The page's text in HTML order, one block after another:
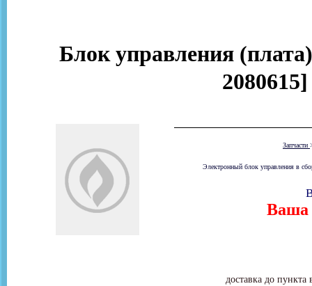
Блок управления
Запчасти
Электронный блок управления в
Ваша
доставка до